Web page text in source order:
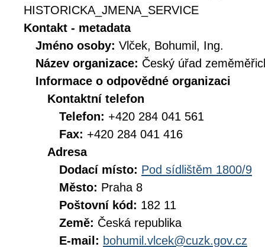
HISTORICKA_JMENA_SERVICE
Kontakt - metadata
Jméno osoby: Vlček, Bohumil, Ing.
Název organizace: Český úřad
Informace o odpovědné organizaci
Kontaktní telefon
Telefon: +420 284 041 561
Fax: +420 284 041 416
Adresa
Dodací místo: Pod sídlištěm 1800/9
Město: Praha 8
Poštovní kód: 182 11
Země: Česká republika
E-mail: bohumil.vlcek@cuzk.gov.cz